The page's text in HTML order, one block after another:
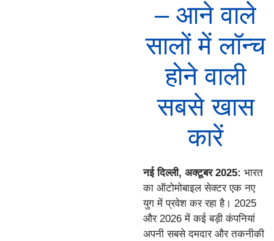
– आने वाले
सालों में लॉन्च
होने वाली
सबसे खास
कारें
नई दिल्ली, अक्टूबर 2025: भारत
का ऑटोमोबाइल सेक्टर एक नए
युग में प्रवेश कर रहा है। 2025
और 2026 में कई बड़ी कंपनियां
अपनी सबसे दमदार और तकनीकी